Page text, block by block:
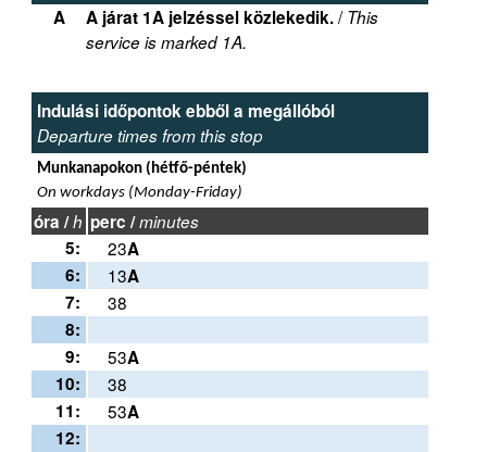
A A járat 1A jelzéssel közlekedik./This
service is marked 1A.
Indulási időpontok ebből a megállóból
Departure times from this stop
Munkanapokon (hétfő-péntek)
On workdays (Monday-Friday)
óra /h perc /minutes
5: 23A
6:
13A
7:
38
8:
9:
53A
10:
38
11:
53A
12: